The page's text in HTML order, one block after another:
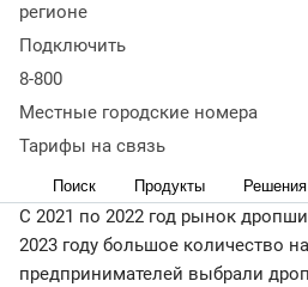
регионе
Подключить
8-800
Местные городские номера
Тарифы на связь
Поиск Продукты Решения
дропшиппинг. Разберемся, как
какие подводные камни в ней
Дропшиппинг: что
работает
С 2021 по 2022 год рынок
2023 году большое количество
предпринимателей выбрали